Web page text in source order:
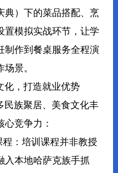
典）下的菜品搭配、烹
置模拟实战环节，让学
制作到餐桌服务全程演
景。
化，打造就业优势
民族聚居、美食文化丰
竞争力：
程：培训课程并非教授
入本地哈萨克族手抓